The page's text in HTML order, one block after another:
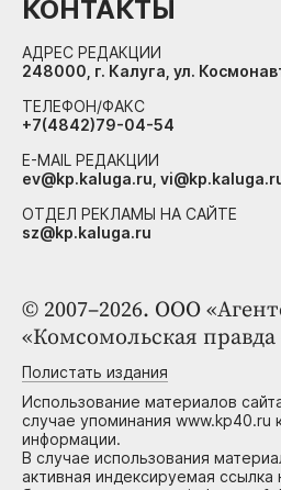
© 2007–2026. ООО
«Комсомольская правда
Полистать издания
Использование материалов
случае упоминания www.kp40.ru
информации.
В случае использования
активная индексируемая ссылка
КОНТАКТЫ
АДРЕС РЕДАКЦИИ
248000, г. Калуга, ул.
ТЕЛЕФОН/ФАКС
+7(4842)79-04-54
E-MAIL РЕДАКЦИИ
ev@kp.kaluga.ru,
ОТДЕЛ РЕКЛАМЫ НА САЙТЕ
sz@kp.kaluga.ru